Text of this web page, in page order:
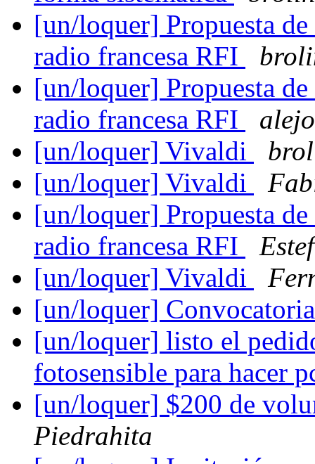
[un/loquer] Propuesta
radio francesa RFI
[un/loquer] Propuesta
radio francesa RFI
alejo
[un/loquer] Vivaldi
[un/loquer] Vivaldi
[un/loquer] Propuesta
radio francesa RFI
[un/loquer] Vivaldi
[un/loquer]
[un/loquer] listo el
fotosensible para hacer
[un/loquer] $200 de
Piedrahita